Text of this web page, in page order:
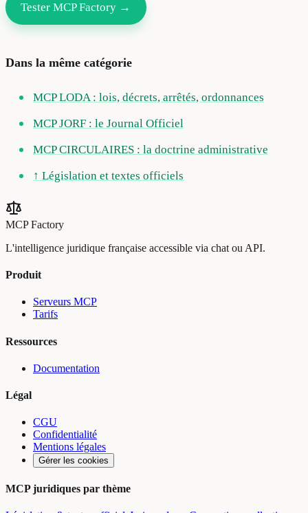
Tester MCP Factory →
Dans la même catégorie
MCP LODA : lois, décrets, arrêtés, ordonnances
MCP JORF : le Journal Officiel
MCP CIRCULAIRES : la doctrine administrative
↑ Législation et textes officiels
MCP Factory
L'intelligence juridique française accessible via chat ou API.
Produit
Serveurs MCP
Tarifs
Ressources
Documentation
Légal
CGU
Confidentialité
Mentions légales
Gérer les cookies
MCP juridiques par thème